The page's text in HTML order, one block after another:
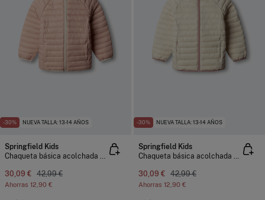
-30% NUEVA TALLA: 13-14 AÑOS
Springfield Kids
Chaqueta básica acolchada niña
30,09 € 42,99 €
Ahorras 12,90 €
-30% NUEVA TALLA: 13-14 AÑOS
Springfield Kids
Chaqueta básica acolchada niña
30,09 € 42,99 €
Ahorras 12,90 €